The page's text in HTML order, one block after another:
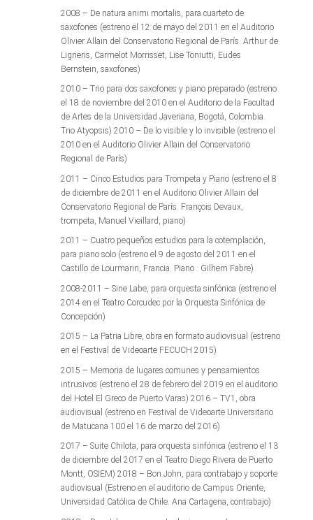
2008 – De natura animi mortalis, para cuarteto de
saxofones (estreno el 12 de mayo del 2011 en el Auditorio
Olivier Allain del Conservatorio Regional de París. Arthur de
Ligneris, Carmelot Morrisset, Lise Toniutti, Eudes
Bernstein, saxofones)
2010 – Trio para dos saxofones y piano preparado (estreno
el 18 de noviembre del 2010 en el Auditorio de la Facultad
de Artes de la Universidad Javeriana, Bogotá, Colombia.
Trio Atyopsis) 2010 – De lo visible y lo invisible (estreno el
2010 en el Auditorio Olivier Allain del Conservatorio
Regional de París)
2011 – Cinco Estudios para Trompeta y Piano (estreno el 8
de diciembre de 2011 en el Auditorio Olivier Allain del
Conservatorio Regional de París. François Devaux,
trompeta, Manuel Vieillard, piano)
2011 – Cuatro pequeños estudios para la cotemplación,
para piano solo (estreno el 9 de agosto del 2011 en el
Castillo de Lourmarin, Francia. Piano : Gilhem Fabre)
2008-2011 – Sine Labe, para orquesta sinfónica (estreno el
2014 en el Teatro Corcudec por la Orquesta Sinfónica de
Concepción)
2015 – La Patria Libre, obra en formato audiovisual (estreno
en el Festival de Videoarte FECUCH 2015)
2015 – Memoria de lugares comunes y pensamientos
intrusivos (estreno el 28 de febrero del 2019 en el auditorio
del Hotel El Greco de Puerto Varas) 2016 – TV1, obra
audiovisual (estreno en Festival de Videoarte Universitario
de Matucana 100 el 16 de marzo del 2016)
2017 – Suite Chilota, para orquesta sinfónica (estreno el 13
de diciembre del 2017 en el Teatro Diego Rivera de Puerto
Montt, OSIEM) 2018 – Bon John, para contrabajo y soporte
audiovisual (Estreno en el auditorio de Campus Oriente,
Universidad Católica de Chile. Ana Cartagena, contrabajo)